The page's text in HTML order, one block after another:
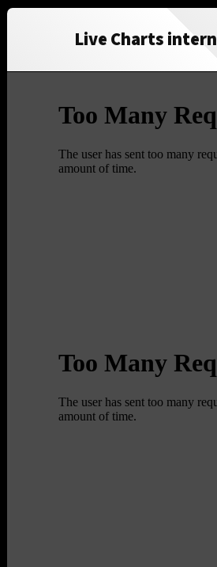
Live Charts